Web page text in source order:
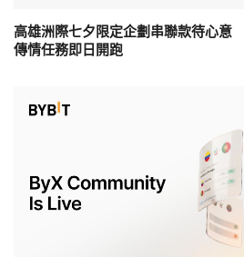
高雄洲際七夕限定企劃串聯款待心意
傳情任務即日開跑